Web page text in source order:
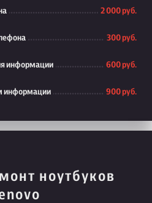
2 000 руб.
300 руб.
информации 600 руб.
информации 900 руб.
ноутбуков